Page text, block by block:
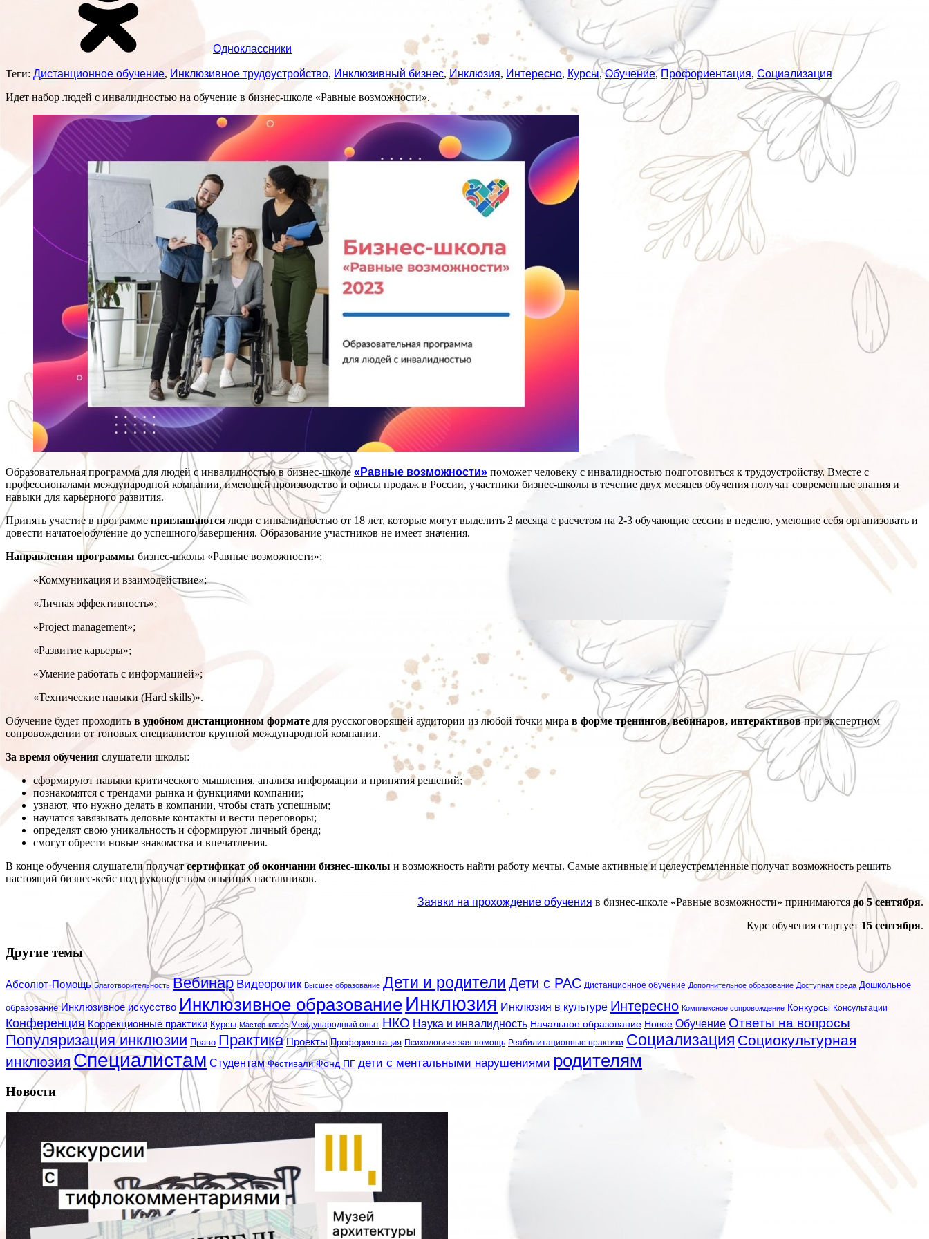
Одноклассники
Теги: Дистанционное обучение, Инклюзивное трудоустройство, Инклюзивный бизнес, Инклюзия, Интересно, Курсы,Обучение, Профориентация, Социализация
Идет набор людей с инвалидностью на обучение в бизнес-школе «Равные возможности».
Образовательная программа для людей с инвалидностью в бизнес-школе «Равные возможности» поможет человеку с инвалидностью подготовиться к трудоустройству. Вместе с
профессионалами международной компании, имеющей производство и офисы продаж в России, участники бизнес-школы в течение двух месяцев обучения получат современные знания и
навыки для карьерного развития.
Принять участие в программе приглашаются люди с инвалидностью от 18 лет, которые могут выделить 2 месяца с расчетом на 2-3 обучающие сессии в неделю, умеющие себя организовать и
довести начатое обучение до успешного завершения. Образование участников не имеет значения.
Направления программы бизнес-школы «Равные возможности»:
«Коммуникация и взаимодействие»;
«Личная эффективность»;
«Project management»;
«Развитие карьеры»;
«Умение работать с информацией»;
«Технические навыки (Нard skills)».
Обучение будет проходить в удобном дистанционном формате для русскоговорящей аудитории из любой точки мира в форме тренингов, вебинаров, интерактивовпри экспертном
сопровождении от топовых специалистов крупной международной компании.
За время обучения слушатели школы:
сформируют навыки критического мышления, анализа информации и принятия решений;
познакомятся с трендами рынка и функциями компании;
узнают, что нужно делать в компании, чтобы стать успешным;
научатся завязывать деловые контакты и вести переговоры;
определят свою уникальность и сформируют личный бренд;
смогут обрести новые знакомства и впечатления.
В конце обучения слушатели получатсертификат об окончании бизнес-школы и возможность найти работу мечты. Самые активные и целеустремленные получат возможность решить
настоящий бизнес-кейс под руководством опытных наставников.
Заявки на прохождение обучения в бизнес-школе «Равные возможности» принимаются до 5 сентября.
Курс обучения стартует 15 сентября.
Другие темы
Абсолют-Помощь Благотворительность Вебинар Видеоролик Высшее образование Дети и родители Дети с РАС Дистанционное обучение Дополнительное образование Доступная среда Дошкольное
образование Инклюзивное искусство Инклюзивное образование Инклюзия Инклюзия в культуре Интересно Комплексное сопровождение Конкурсы Консультации
Конференция Коррекционные практики Курсы Мастер-класс Международный опыт НКО Наука и инвалидность Начальное образование Новое Обучение Ответы на вопросы
Популяризация инклюзии Право Практика Проекты Профориентация Психологическая помощь Реабилитационные практики Социализация Социокультурная
инклюзия Специалистам Студентам Фестивали Фонд ПГ дети с ментальными нарушениями родителям
Новости